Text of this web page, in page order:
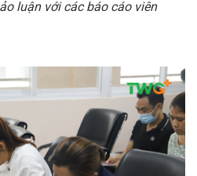
luận với các báo cáo viên